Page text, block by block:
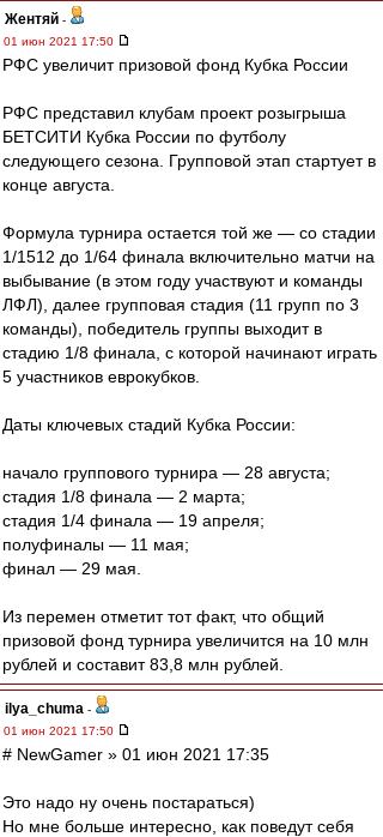
Жентяй -
01 июн 2021 17:50
РФС увеличит призовой фонд Кубка России
РФС представил клубам проект розыгрыша
БЕТСИТИ Кубка России по футболу
следующего сезона. Групповой этап стартует в
конце августа.
Формула турнира остается той же — со стадии
1/1512 до 1/64 финала включительно матчи на
выбывание (в этом году участвуют и команды
ЛФЛ), далее групповая стадия (11 групп по 3
команды), победитель группы выходит в
стадию 1/8 финала, с которой начинают играть
5 участников еврокубков.
Даты ключевых стадий Кубка России:
начало группового турнира — 28 августа;
стадия 1/8 финала — 2 марта;
стадия 1/4 финала — 19 апреля;
полуфиналы — 11 мая;
финал — 29 мая.
Из перемен отметит тот факт, что общий
призовой фонд турнира увеличится на 10 млн
рублей и составит 83,8 млн рублей.
ilya_chuma -
01 июн 2021 17:50
# NewGamer » 01 июн 2021 17:35
Это надо ну очень постараться)
Но мне больше интересно, как поведут себя